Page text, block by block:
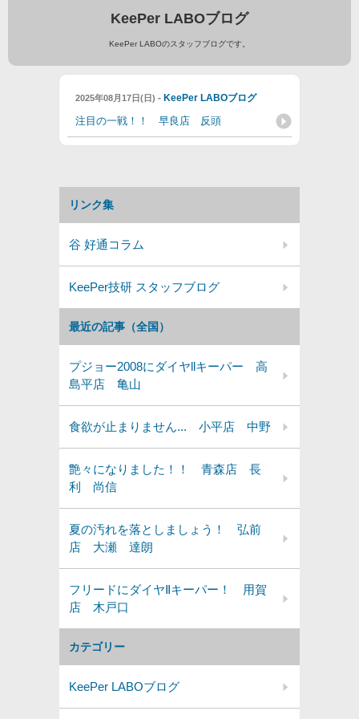
KeePer LABOブログ
KeePer LABOのスタッフブログです。
2025年08月17日(日) - KeePer LABOブログ
注目の一戦！！ 早良店 反頭
カテゴリー
KeePer LABOブログ
最近の記事（全国）
プジョー2008にダイヤllキーパー 高
島平店 亀山
食欲が止まりません... 小平店 中野
艶々になりました！！ 青森店 長
利 尚信
夏の汚れを落としましょう！ 弘前
店 大瀬 達朗
フリードにダイヤⅡキーパー！ 用賀
店 木戸口
リンク集
谷 好通コラム
KeePer技研 スタッフブログ